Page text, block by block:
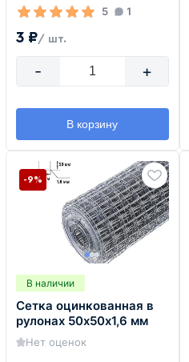
5 1
3 ₽/ шт.
- +
В корзину
В наличии
Сетка оцинкованная в
рулонах 50х50х1,6 мм
Нет оценок
-9%